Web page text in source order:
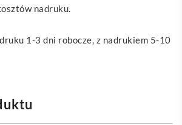
nadruku.
1-3 dni robocze, z nadrukiem 5-10